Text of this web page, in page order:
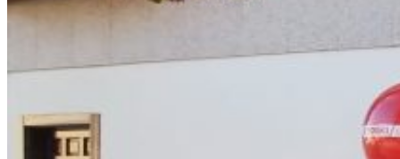
Así somos
Todo nuestro ADN: un viaje por la misión, la